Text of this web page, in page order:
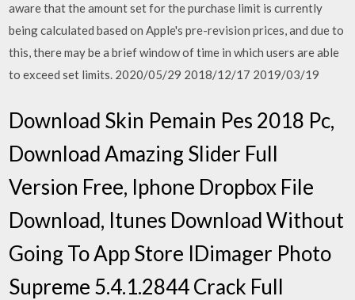
aware that the amount set for the purchase limit is currently
being calculated based on Apple's pre-revision prices, and due to
this, there may be a brief window of time in which users are able
to exceed set limits. 2020/05/29 2018/12/17 2019/03/19
Download Skin Pemain Pes 2018 Pc,
Download Amazing Slider Full
Version Free, Iphone Dropbox File
Download, Itunes Download Without
Going To App Store IDimager Photo
Supreme 5.4.1.2844 Crack Full